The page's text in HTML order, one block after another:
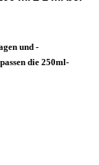
und -
die 250ml-